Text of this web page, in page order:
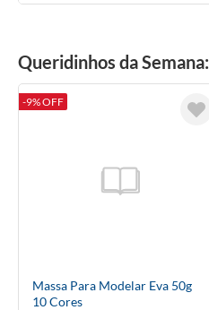
Queridinhos da Semana:
-9% OFF
Massa Para Modelar Eva 50g
10 Cores